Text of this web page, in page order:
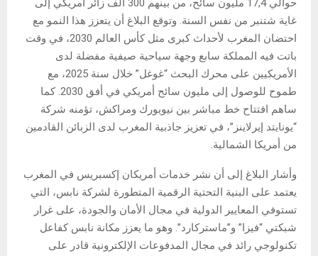
حوالي 17,4 مليون سائح، من بينهم 300 ألف زائر أمريكي إلى
غاية شتنبر من نفس السنة. وتوقع البلاغ أن يتعزز هذا النمو مع
احتضان المغرب لأحداث كبرى مثل كأس العالم 2030، في وقت
باتت فيه المملكة سابع وجهة سياحية صيفية مفضلة لدى
الأمريكيين على محرك البحث “غوغل” خلال سنة 2025، مع
طموح للوصول إلى مليون سائح أمريكي في أفق 2030. كما
ساهم افتتاح خط مباشر بين نيويورك ومراكش، تؤمنه شركة
“يونايتد إيرلاينز”، في تعزيز جاذبية المغرب لدى الزبائن القادمين
من أمريكا الشمالية.
وأشار البلاغ إلى أن نشر خدمات أمريكان إكسبريس في المغرب
يعتمد على البنية التحتية الرقمية المتطورة لشركة نابس، التي
تستوفي المعايير الدولية في مجال الأمان والجودة، على غرار
شبكتي “فيزا” و”ماستركارد”. وهو ما يعزز مكانة نابس كفاعل
تكنولوجي رائد في مجال المدفوعات الإلكترونية قادر على